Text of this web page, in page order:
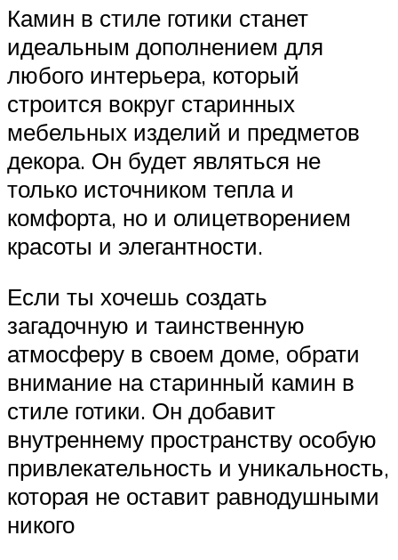
Камин в стиле готики станет
идеальным дополнением для
любого интерьера, который
строится вокруг старинных
мебельных изделий и предметов
декора. Он будет являться не
только источником тепла и
комфорта, но и олицетворением
красоты и элегантности.
Если ты хочешь создать
загадочную и таинственную
атмосферу в своем доме, обрати
внимание на старинный камин в
стиле готики. Он добавит
внутреннему пространству особую
привлекательность и уникальность,
которая не оставит равнодушными
никого